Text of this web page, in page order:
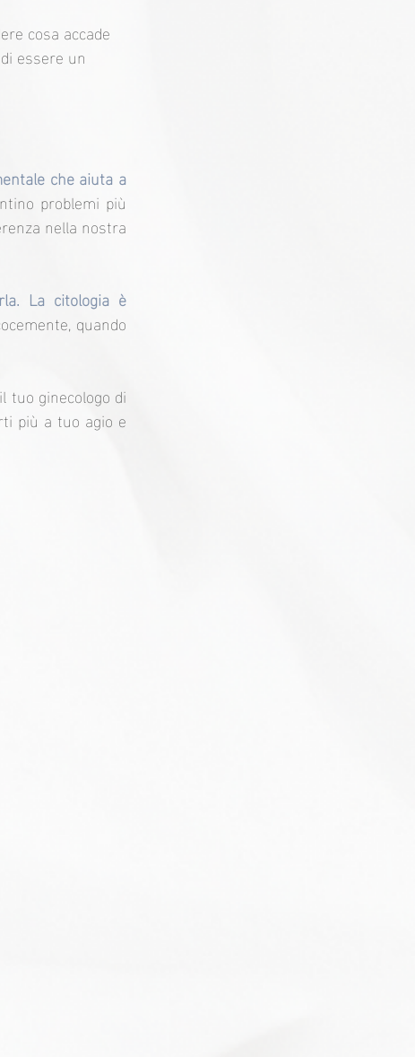
cosa accade
essere un
che aiuta a
problemi più
nella nostra
La citologia è
quando
tuo ginecologo di
più a tuo agio e